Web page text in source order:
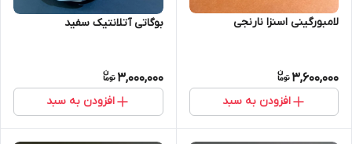
لامبورگینی اسنزا نارنجی
3,600,000
افزودن به سبد
بوگاتی آتلانتیک سفید
3,000,000
افزودن به سبد